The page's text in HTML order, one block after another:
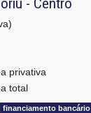
- Centro
privativa
total
financiamento bancário